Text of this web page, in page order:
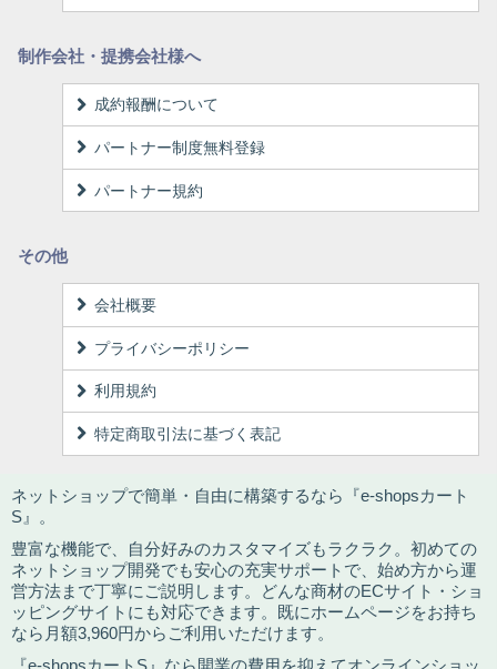
制作会社・提携会社様へ
成約報酬について
パートナー制度無料登録
パートナー規約
その他
会社概要
プライバシーポリシー
利用規約
特定商取引法に基づく表記
ネットショップで簡単・自由に構築するなら『e-shopsカート
S』。
豊富な機能で、自分好みのカスタマイズもラクラク。初めての
ネットショップ開発でも安心の充実サポートで、始め方から運
営方法まで丁寧にご説明します。どんな商材のECサイト・ショ
ッピングサイトにも対応できます。既にホームページをお持ち
なら月額3,960円からご利用いただけます。
『e-shopsカートS』なら開業の費用を抑えてオンラインショッ